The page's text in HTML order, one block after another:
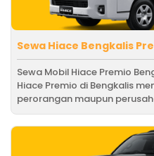
Sewa Hiace Bengkalis
Sewa Mobil Hiace Premio
Hiace Premio di Bengkalis
perorangan maupun